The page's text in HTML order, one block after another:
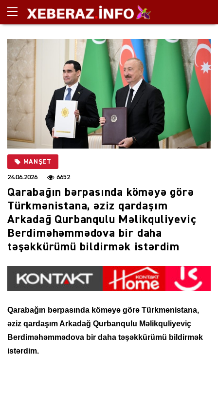
MANŞET
24.06.2026 6652
Qarabağın bərpasında köməyə görə
Türkmənistana, əziz qardaşım
Arkadağ Qurbanqulu Məlikquliyeviç
Berdiməhəmmədova bir daha
təşəkkürümü bildirmək istərdim
Qarabağın bərpasında köməyə görə Türkmənistana,
əziz qardaşım Arkadağ Qurbanqulu Məlikquliyeviç
Berdiməhəmmədova bir daha təşəkkürümü bildirmək
istərdim.